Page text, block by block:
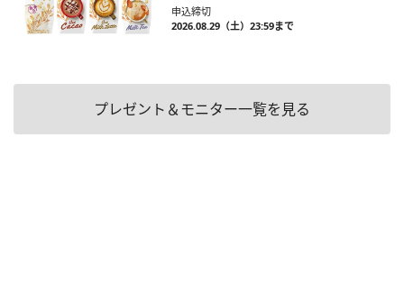
申込締切
2026.08.29（土）23:59まで
プレゼント＆モニター一覧を見る